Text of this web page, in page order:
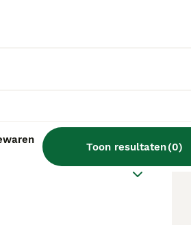
Toon resultaten(0)
leeft een Boxer?
alleen thuis